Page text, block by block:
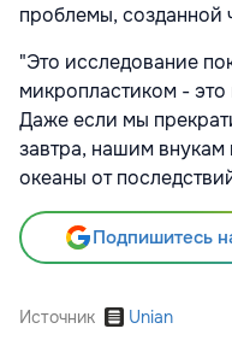
проблемы, созданной
"Это исследование
микропластиком -
Даже если мы
завтра, нашим внукам
океаны от
Подпишитесь
Источник Unian